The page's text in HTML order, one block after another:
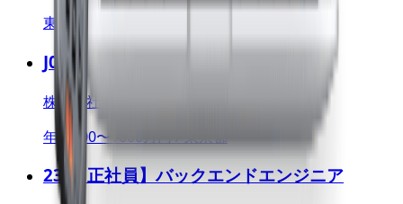
東京都
J03_PDBiz_営業企画/事業企画
株式会社ニーリー
年収600〜1000万円 / 東京都
23_【正社員】バックエンドエンジニア